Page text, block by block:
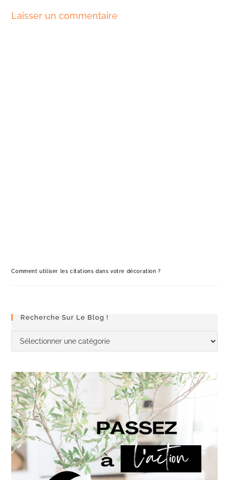
Laisser un commentaire
Comment utiliser les citations dans votre décoration ?
Recherche Sur Le Blog !